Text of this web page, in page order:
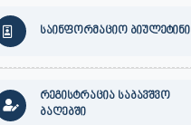
საინფორმაციო ბიულეტინი
რეგისტრაცია საბავშვო
ბაღებში